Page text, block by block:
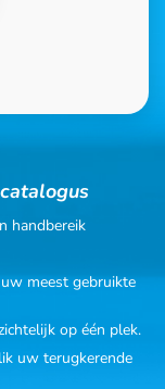
handbereik
meest gebruikte
op één plek.
uw terugkerende